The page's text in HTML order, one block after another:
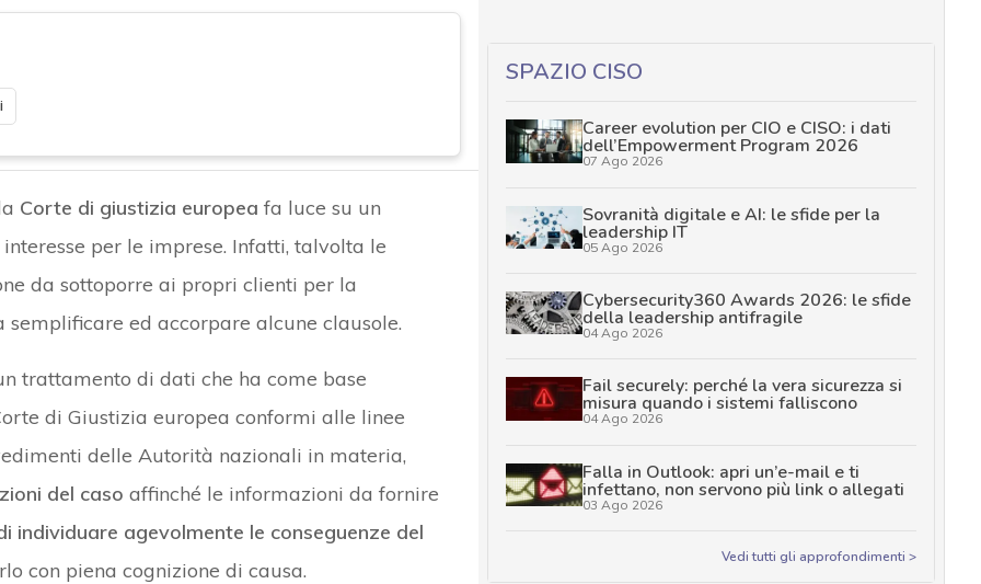
Corte di giustizia europea fa luce su un
per le imprese. Infatti, talvolta le
da sottoporre ai propri clienti per la
ed accorpare alcune clausole.
trattamento di dati che ha come base
di Giustizia europea conformi alle linee
delle Autorità nazionali in materia,
del caso affinché le informazioni da fornire
individuare agevolmente le conseguenze del
con piena cognizione di causa.
SPAZIO CISO
Career evolution per CIO e CISO: i dati
dell’Empowerment Program 2026
07 Ago 2026
Sovranità digitale e AI: le sfide per la
leadership IT
05 Ago 2026
Cybersecurity360 Awards 2026: le sfide
della leadership antifragile
04 Ago 2026
Fail securely: perché la vera sicurezza si
misura quando i sistemi falliscono
04 Ago 2026
Falla in Outlook: apri un’e-mail e ti
infettano, non servono più link o allegati
03 Ago 2026
Vedi tutti gli approfondimenti >